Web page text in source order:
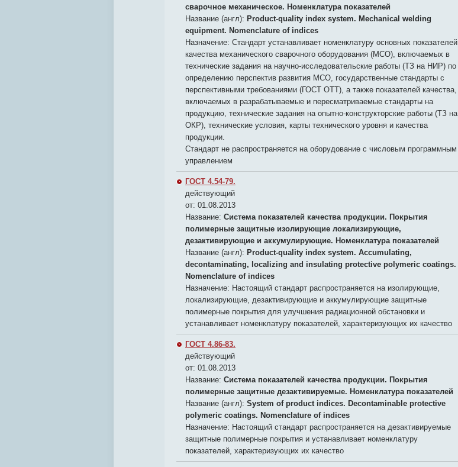
сварочное механическое. Номенклатура показателей
Название (англ): Product-quality index system. Mechanical welding
equipment. Nomenclature of indices
Назначение: Стандарт устанавливает номенклатуру основных показателей
качества механического сварочного оборудования (МСО), включаемых в
технические задания на научно-исследовательские работы (ТЗ на НИР) по
определению перспектив развития МСО, государственные стандарты с
перспективными требованиями (ГОСТ ОТТ), а также показателей качества,
включаемых в разрабатываемые и пересматриваемые стандарты на
продукцию, технические задания на опытно-конструкторские работы (ТЗ на
ОКР), технические условия, карты технического уровня и качества
продукции.
Стандарт не распространяется на оборудование с числовым программным
управлением
ГОСТ 4.54-79.
действующий
от: 01.08.2013
Название: Система показателей качества продукции. Покрытия
полимерные защитные изолирующие локализирующие,
дезактивирующие и аккумулирующие. Номенклатура показателей
Название (англ): Product-quality index system. Accumulating,
decontaminating, localizing and insulating protective polymeric coatings.
Nomenclature of indices
Назначение: Настоящий стандарт распространяется на изолирующие,
локализирующие, дезактивирующие и аккумулирующие защитные
полимерные покрытия для улучшения радиационной обстановки и
устанавливает номенклатуру показателей, характеризующих их качество
ГОСТ 4.86-83.
действующий
от: 01.08.2013
Название: Система показателей качества продукции. Покрытия
полимерные защитные дезактивируемые. Номенклатура показателей
Название (англ): System of product indices. Decontaminable protective
polymeric coatings. Nomenclature of indices
Назначение: Настоящий стандарт распространяется на дезактивируемые
защитные полимерные покрытия и устанавливает номенклатуру
показателей, характеризующих их качество